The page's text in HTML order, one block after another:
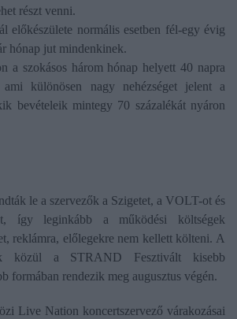
részt venni.
előkészülete normális esetben fél-egy évig
hónap jut mindenkinek.
a szokásos három hónap helyett 40 napra
ami különösen nagy nehézséget jelent a
bevételeik mintegy 70 százalékát nyáron
le a szervezők a Szigetet, a VOLT-ot és
így leginkább a működési költségek
reklámra, előlegekre nem kellett költeni. A
közül a STRAND Fesztivált kisebb
formában rendezik meg augusztus végén.
Live Nation koncertszervező várakozásai